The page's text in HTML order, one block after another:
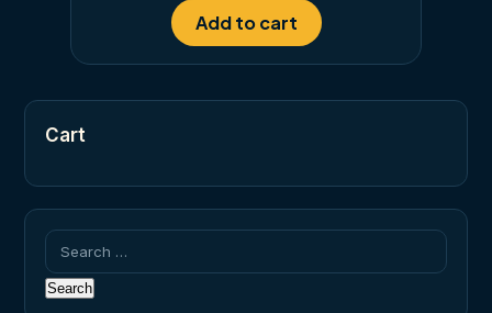
Add to cart
Cart
Search
for: